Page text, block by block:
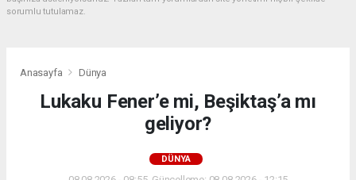
sorumlu tutulamaz.
Anasayfa Dünya
Lukaku Fener’e mi, Beşiktaş’a mı
geliyor?
DÜNYA